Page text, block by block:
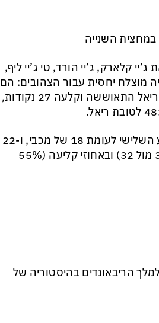
השנייה
קלארק, ג’יי הורד, טי ג’יי ליף,
מוצלח יחסית עבור הצהובים: הם
קלעו 25 נקודות לעומת 21 של ריאל. ברבע השני, ריאל התאוששה וקלעה 27 נקודות,
המחצית השנייה הייתה של ריאל: 28 נקודות ברבע השלישי לעומת 18 של מכבי, ו-22
מול 21 ברבע הרביעי. ריאל שלטה בריבאונדים (36 מול 32) ובאחוזי קליעה (55%
ריבאונדים (והפך למלך הריבאונדים בהיסטוריה של